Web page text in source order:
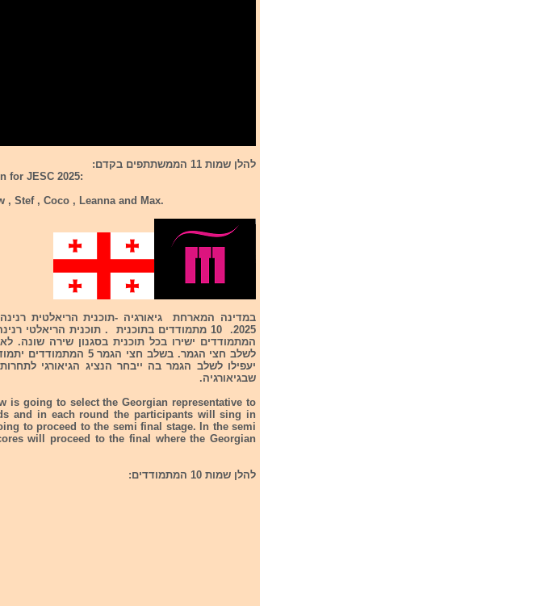
להלן שמות 11 הממשתתפים בקדם:
for JESC 2025:
, Stef , Coco , Leanna and Max.
במדינה המארחת גיאורגיה -תוכנית הריאלטית רנינה
שבגיאורגיה.
is going to select the Georgian representative to
and in each round the participants will sing in
to proceed to the semi final stage. In the semi
will proceed to the final where the Georgian
להלן שמות 10 המתמודדים: